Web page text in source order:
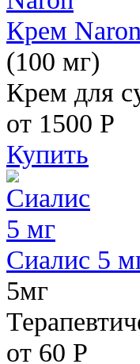
Крем Naron
(100 мг)
Крем для
от 1500 Р
Купить
Сиалис 5
5мг
от 60 Р